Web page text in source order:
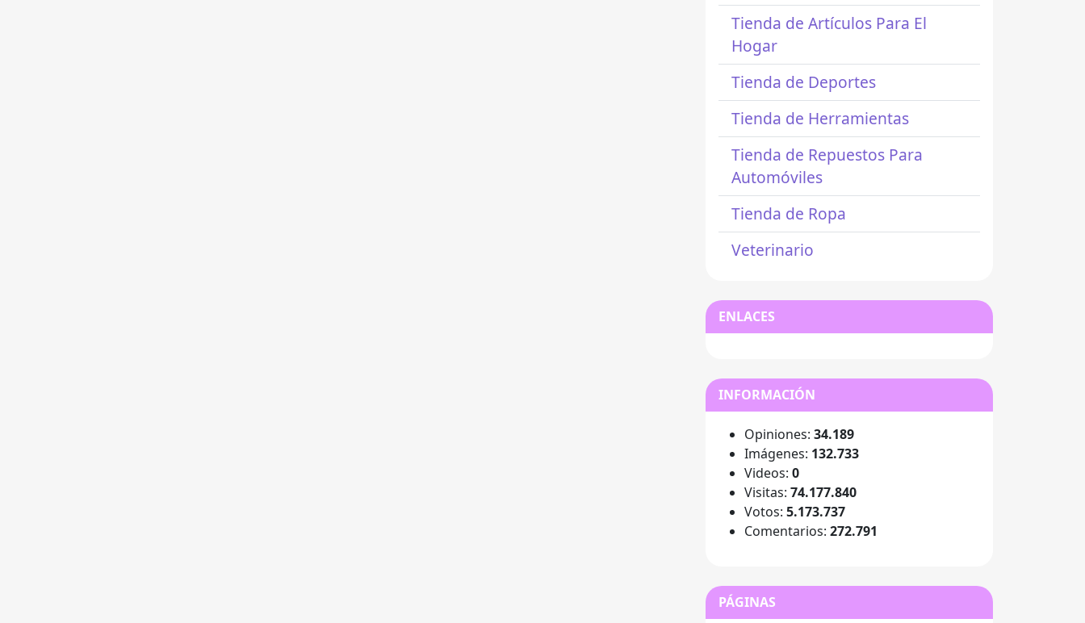
Tienda de Artículos Para El
Hogar
Tienda de Deportes
Tienda de Herramientas
Tienda de Repuestos Para
Automóviles
Tienda de Ropa
Veterinario
ENLACES
INFORMACIÓN
Opiniones: 34.189
Imágenes: 132.733
Videos: 0
Visitas: 74.177.840
Votos: 5.173.737
Comentarios: 272.791
PÁGINAS